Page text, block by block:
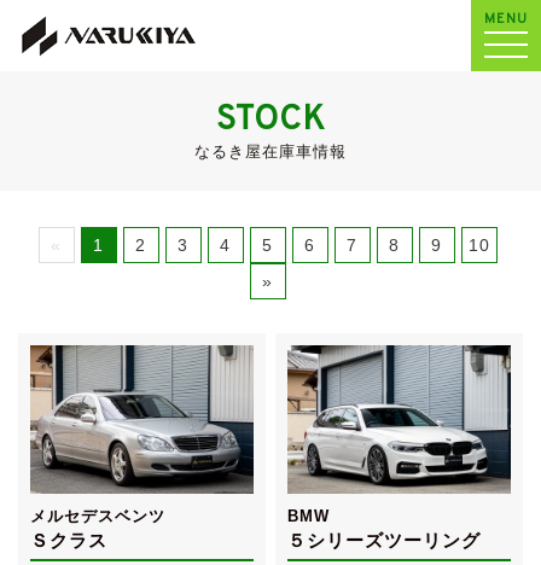
MENU
STOCK
なるき屋在庫車情報
« 1 2 3 4 5 6 7 8 9
10
»
メルセデスベンツ
Ｓクラス
BMW
５シリーズツーリング